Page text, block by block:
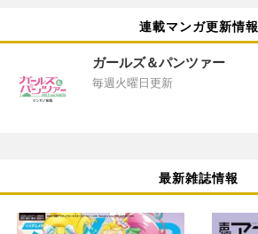
連載マンガ更新情報
ガールズ＆パンツァー
毎週火曜日更新
最新雑誌情報